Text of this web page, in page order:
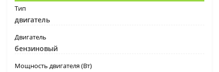
Тип
двигатель
Двигатель
бензиновый
Мощность двигателя (Вт)